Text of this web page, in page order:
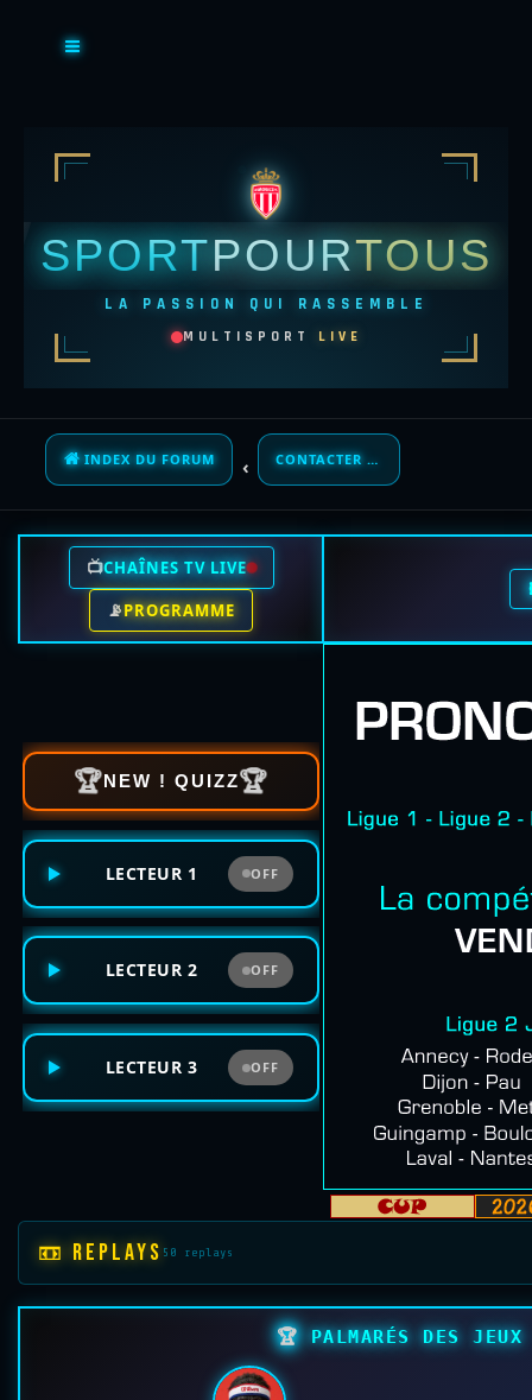
SPORTPOURTOUS
LA PASSION QUI RASSEMBLE
MULTISPORT LIVE
INDEX DU FORUM CONTACTER UN ADMINISTRATEUR DU FORUM
📺CHAÎNES TV LIVE
📡PROGRAMME
🏆NEW ! QUIZZ🏆
LECTEUR 1 OFF
LECTEUR 2 OFF
LECTEUR 3 OFF
📼 REPLAYS 50 replays
🏆 PALMARÉS DES